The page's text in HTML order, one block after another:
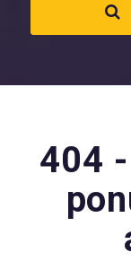
404